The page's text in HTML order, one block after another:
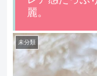
麗。
未分類